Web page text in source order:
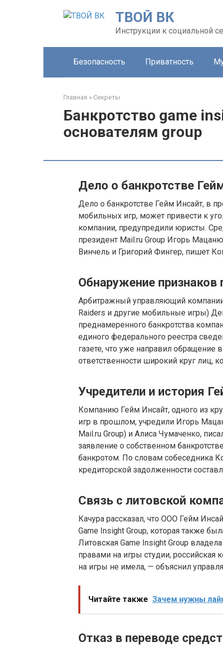
ТВОЙ ВК
Инструкции к социальной
Безопасность Приватность
Главная » Секреты
Банкротство game
основателям group
Дело о банкротстве
Дело о банкротстве Гейм Инсайт, в
мобильных игр, может привести к
компании, предупредили юристы.
президент Mail.ru Group Игорь
Винчель и Григорий Фингер, пишет
Обнаружение признаков
Арбитражный управляющий компании
Raiders и другие мобильные игры)
преднамеренного банкротства
единого федерального реестра
газете, что уже направил обращение
ответственности широкий круг лиц,
Учредители и история
Компанию Гейм Инсайт, одного из
игр в прошлом, учредили Игорь
Mail.ru Group) и Алиса Чумаченко,
заявление о собственном
банкротом. По словам собеседника
кредиторской задолженности
Связь с литовской
Качура рассказал, что ООО Гейм
Game Insight Group, которая также
Литовская Game Insight Group
правами на игры студии, российская
на игры не имела, — объяснил
Читайте также Зачем нужны
Отказ в переводе